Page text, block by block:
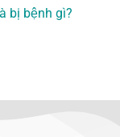
bị bệnh gì?